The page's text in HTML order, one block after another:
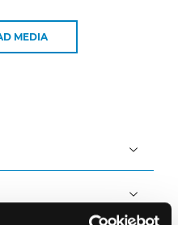
MEDIA
Membran, 250 g/m²